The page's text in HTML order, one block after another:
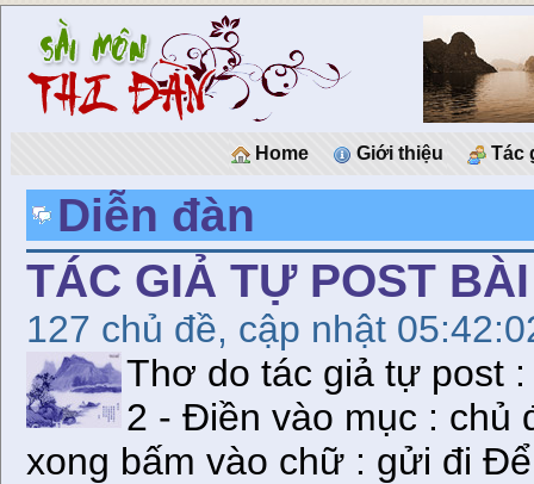
Home Giới thiệu Tác
Diễn đàn
TÁC GIẢ TỰ POST
127 chủ đề, cập nhật
Thơ do tác giả tự post
2 - Ðiền vào mục : chủ
xong bấm vào chữ : gửi đi